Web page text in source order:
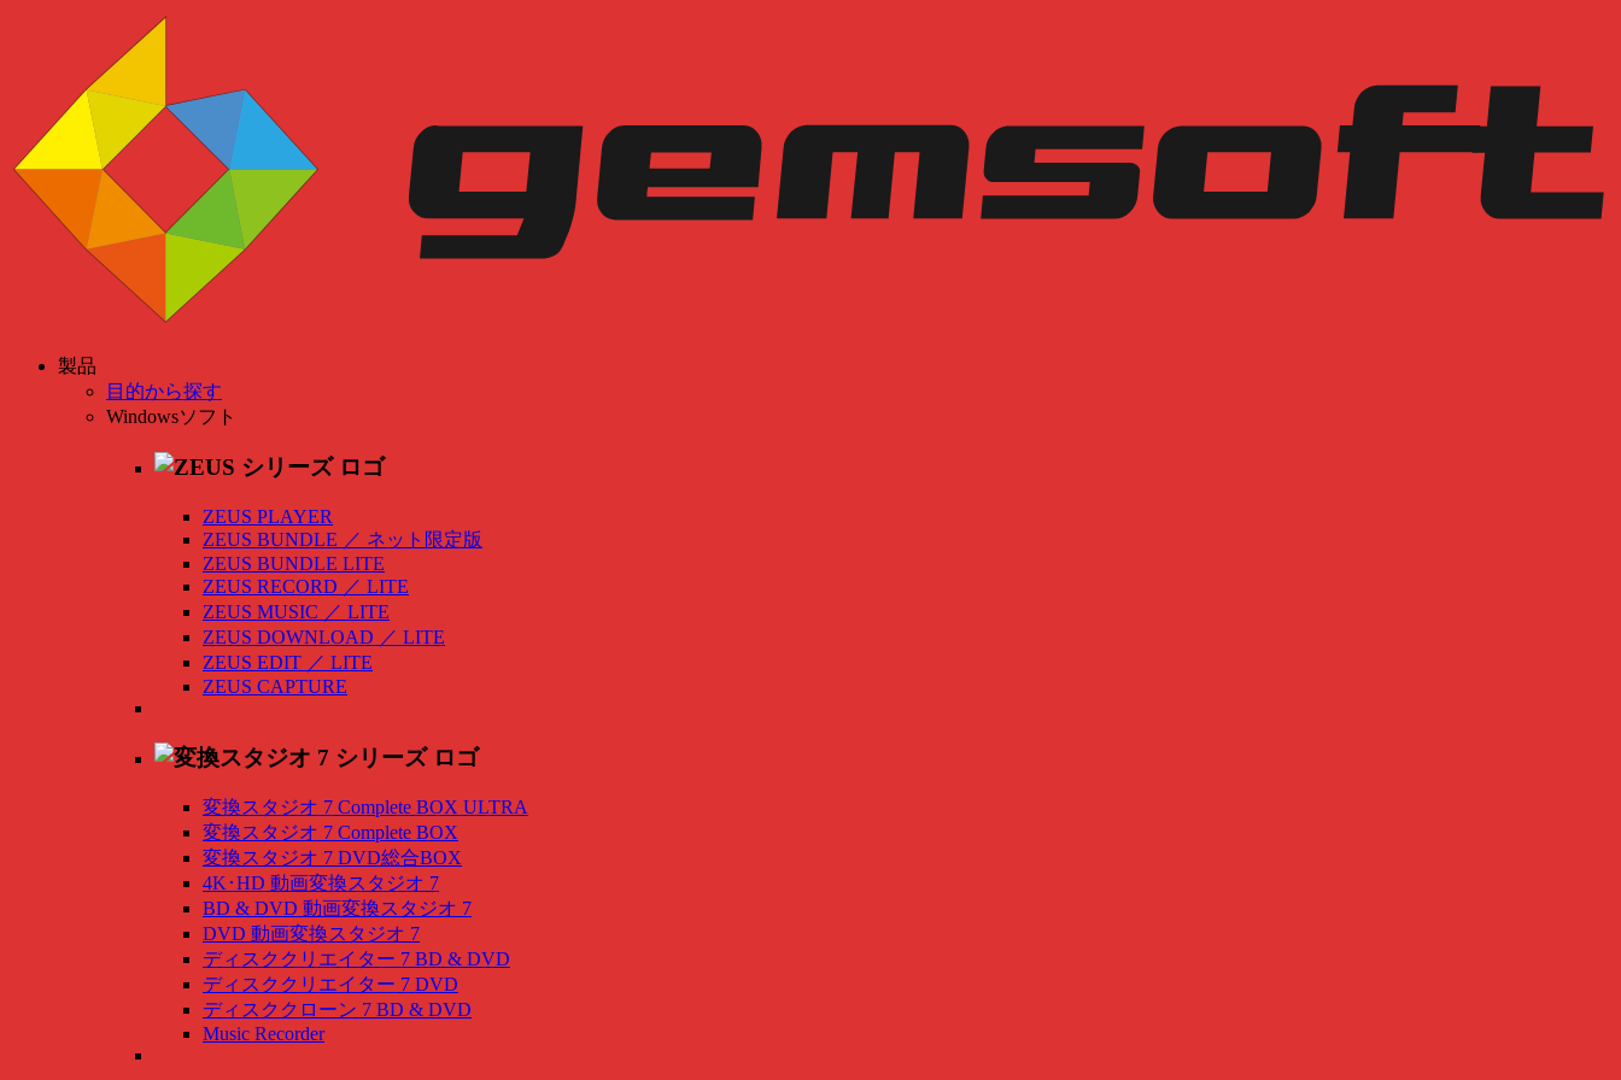
製品
目的から探す
Windowsソフト
ZEUS PLAYER
ZEUS BUNDLE ／ ネット限定版
ZEUS BUNDLE LITE
ZEUS RECORD ／ LITE
ZEUS MUSIC ／ LITE
ZEUS DOWNLOAD ／ LITE
ZEUS EDIT ／ LITE
ZEUS CAPTURE
変換スタジオ 7 Complete BOX ULTRA
変換スタジオ 7 Complete BOX
変換スタジオ 7 DVD総合BOX
4K･HD 動画変換スタジオ 7
BD & DVD 動画変換スタジオ 7
DVD 動画変換スタジオ 7
ディスククリエイター 7 BD & DVD
ディスククリエイター 7 DVD
ディスククローン 7 BD & DVD
Music Recorder